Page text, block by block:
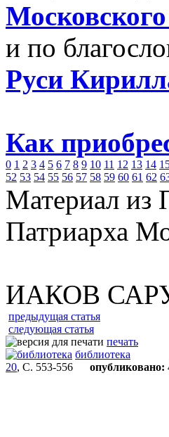
и по
Руси
Как
0 1 2 3 4 5 6 7 8 9 10 11 12 13 14
52 53 54 55 56 57 58 59 60 61 62
Материал из
Патриарха
ИАКОВ
предыдущая статья
следующая статья
печать
библиотека
20, С. 553-556 опубликовано: